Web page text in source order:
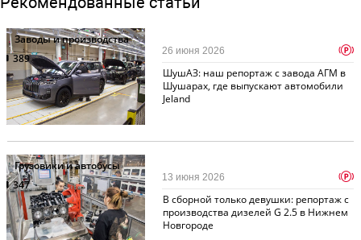
Заводы и производства
389
ШушАЗ: наш репортаж с завода АГМ в
Шушарах, где выпускают автомобили
Jeland
26 июня 2026 p
Грузовики и автобусы
347
В сборной только девушки: репортаж с
производства дизелей G 2.5 в Нижнем
Новгороде
13 июня 2026 p